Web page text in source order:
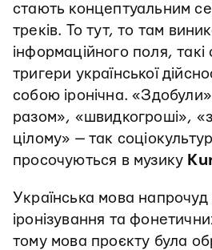
стають концептуальним
треків. То тут, то там
інформаційного поля, такі
тригери української
собою іронічна.
разом», «швидкогроші»,
цілому» — так
просочуються в музику
Українська мова напрочуд
іронізування та
тому мова проєкту була